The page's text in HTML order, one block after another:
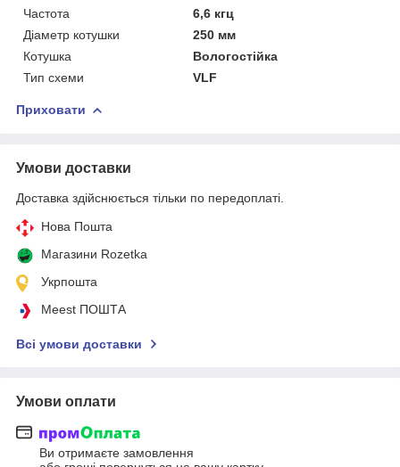
Частота
6,6 кгц
Діаметр котушки
250 мм
Котушка
Вологостійка
Тип схеми
VLF
Приховати
Умови доставки
Доставка здійснюється тільки по передоплаті.
Нова Пошта
Магазини Rozetka
Укрпошта
Meest ПОШТА
Всі умови доставки
Умови оплати
Ви отримаєте замовлення